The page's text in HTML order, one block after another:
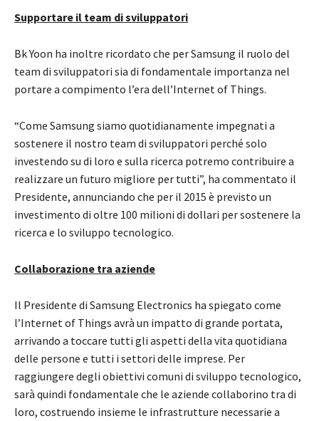
Supportare il team di sviluppatori
Bk Yoon ha inoltre ricordato che per Samsung il ruolo del
team di sviluppatori sia di fondamentale importanza nel
portare a compimento l’era dell’Internet of Things.
“Come Samsung siamo quotidianamente impegnati a
sostenere il nostro team di sviluppatori perché solo
investendo su di loro e sulla ricerca potremo contribuire a
realizzare un futuro migliore per tutti”, ha commentato il
Presidente, annunciando che per il 2015 è previsto un
investimento di oltre 100 milioni di dollari per sostenere la
ricerca e lo sviluppo tecnologico.
Collaborazione tra aziende
Il Presidente di Samsung Electronics ha spiegato come
l’Internet of Things avrà un impatto di grande portata,
arrivando a toccare tutti gli aspetti della vita quotidiana
delle persone e tutti i settori delle imprese. Per
raggiungere degli obiettivi comuni di sviluppo tecnologico,
sarà quindi fondamentale che le aziende collaborino tra di
loro, costruendo insieme le infrastrutture necessarie a